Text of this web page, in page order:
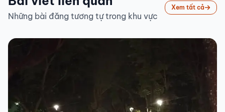
Những bài đăng tương tự trong khu vực
Xem tất cả